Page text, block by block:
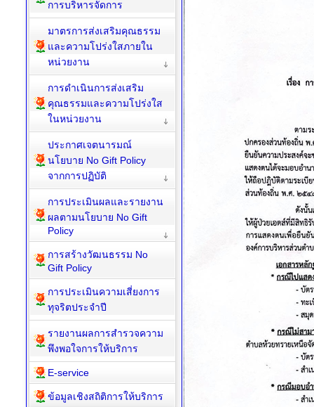
ระบบสารสนเทศสนับสนุน
การบริหารจัดการ
มาตรการส่งเสริมคุณธรรม
และความโปร่งใสภายใน
หน่วยงาน
การดำเนินการส่งเสริม
คุณธรรมและความโปร่งใส
ในหน่วยงาน
ประกาศเจตนารมณ์
นโยบาย No Gift Policy
จากการปฏิบัติ
การประเมินผลและรายงาน
ผลตามนโยบาย No Gift
Policy
การสร้างวัฒนธรรม No
การประเมินความเสี่ยงการ
ทุจริตประจำปี
รายงานผลการสำรวจความ
พึงพอใจการให้บริการ
E-service